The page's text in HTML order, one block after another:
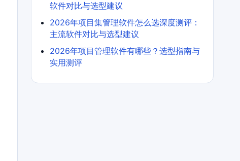
软件对比与选型建议
2026年项目集管理软件怎么选深度测评：
主流软件对比与选型建议
2026年项目管理软件有哪些？选型指南与
实用测评